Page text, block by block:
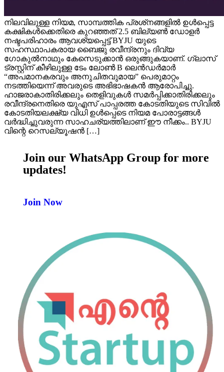
നിലവിലുള്ള നിയമ, സാമ്പത്തിക പ്രശ്‌നങ്ങളിൽ ഉൾപ്പെട്ട
കക്ഷികൾക്കെതിരെ കുറഞ്ഞത് 2.5 ബില്യൺ ഡോളർ
നഷ്ടപരിഹാരം ആവശ്യപ്പെട്ട് BYJU യുടെ
സഹസ്ഥാപകരായ ബൈജു രവീന്ദ്രനും ദിവ്യ
ഗോകുൽനാഥും കേസെടുക്കാൻ ഒരുങ്ങുകയാണ്. ഗ്ലാസ്
ട്രസ്റ്റിന് കീഴിലുള്ള ടേം ലോൺ B ലെൻഡർമാർ
“അപമാനകരവും അനുചിതവുമായ” പെരുമാറ്റം
നടത്തിയെന്ന് അവരുടെ അഭിഭാഷകൻ ആരോപിച്ചു.
ഹാജരാകാതിരിക്കലും തെളിവുകൾ സമർപ്പിക്കാതിരിക്കലും
രവീന്ദ്രനെതിരെ യുഎസ് പാപ്പരത്ത കോടതിയുടെ സിവിൽ
കോടതിയലക്ഷ്യ വിധി ഉൾപ്പെടെ നിയമ പോരാട്ടങ്ങൾ
വർദ്ധിച്ചുവരുന്ന സാഹചര്യത്തിലാണ് ഈ നീക്കം.. BYJU
വിന്റെ റെസല്യൂഷൻ […]
Join our WhatsApp Group for more
updates!
Join Now